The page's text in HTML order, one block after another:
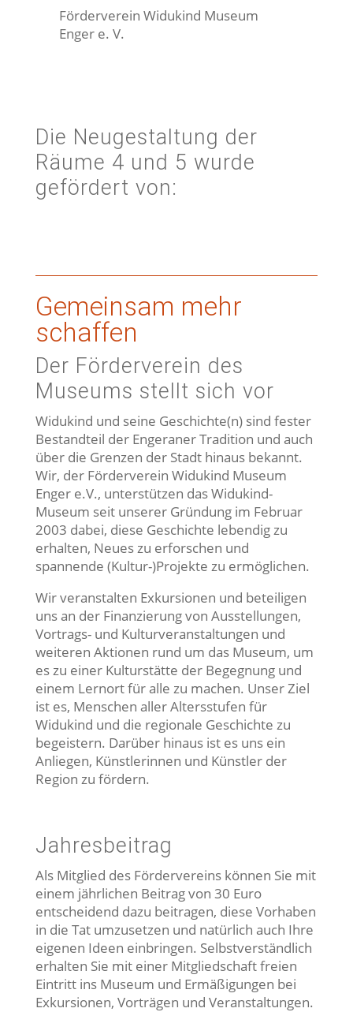
Förderverein Widukind Museum
Enger e. V.
Die Neugestaltung der
Räume 4 und 5 wurde
gefördert von:
Gemeinsam mehr
schaffen
Der Förderverein des
Museums stellt sich vor
Widukind und seine Geschichte(n) sind fester
Bestandteil der Engeraner Tradition und auch
über die Grenzen der Stadt hinaus bekannt.
Wir, der Förderverein Widukind Museum
Enger e.V., unterstützen das Widukind-
Museum seit unserer Gründung im Februar
2003 dabei, diese Geschichte lebendig zu
erhalten, Neues zu erforschen und
spannende (Kultur-)Projekte zu ermöglichen.
Wir veranstalten Exkursionen und beteiligen
uns an der Finanzierung von Ausstellungen,
Vortrags- und Kulturveranstaltungen und
weiteren Aktionen rund um das Museum, um
es zu einer Kulturstätte der Begegnung und
einem Lernort für alle zu machen. Unser Ziel
ist es, Menschen aller Altersstufen für
Widukind und die regionale Geschichte zu
begeistern. Darüber hinaus ist es uns ein
Anliegen, Künstlerinnen und Künstler der
Region zu fördern.
Jahresbeitrag
Als Mitglied des Fördervereins können Sie mit
einem jährlichen Beitrag von 30 Euro
entscheidend dazu beitragen, diese Vorhaben
in die Tat umzusetzen und natürlich auch Ihre
eigenen Ideen einbringen. Selbstverständlich
erhalten Sie mit einer Mitgliedschaft freien
Eintritt ins Museum und Ermäßigungen bei
Exkursionen, Vorträgen und Veranstaltungen.